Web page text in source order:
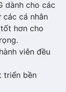
dành cho các
cá nhân
hơn cho
viên đều
triển bền